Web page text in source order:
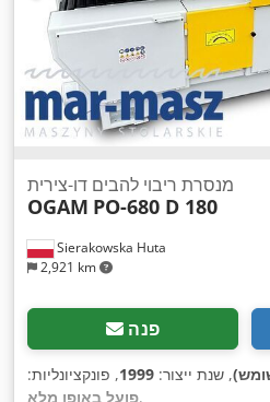
Sierakowska Huta
2,921 km
מנסרת ריבוי להבים דו-צירית
OGAM PO-680 D 180
פנה
, שנת ייצור: 1999, פונקציונליות:
פועל באופן מלא,